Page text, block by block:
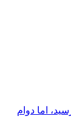
اما دوام